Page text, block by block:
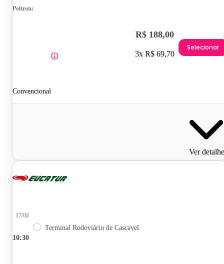
Poltrona
Convencional
R$ 188,00
3x R$ 69,70
Selecionar
Ver
10:30
17/08
Terminal Rodoviário de Cascavel